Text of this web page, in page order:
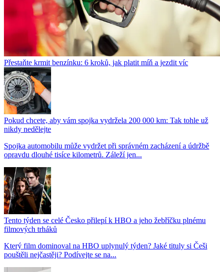
Přestaňte krmit benzínku: 6 kroků, jak platit míň a jezdit víc
Pokud chcete, aby vám spojka vydržela 200 000 km: Tak tohle už
nikdy nedělejte
Spojka automobilu může vydržet při správném zacházení a údržbě
opravdu dlouhé tisíce kilometrů. Záleží jen...
Tento týden se celé Česko přilepí k HBO a jeho žebříčku plnému
filmových trháků
Který film dominoval na HBO uplynulý týden? Jaké tituly si Češi
pouštěli nejčastěji? Podívejte se na...